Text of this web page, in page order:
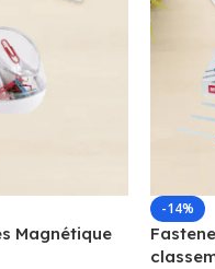
Magnétique
-14%